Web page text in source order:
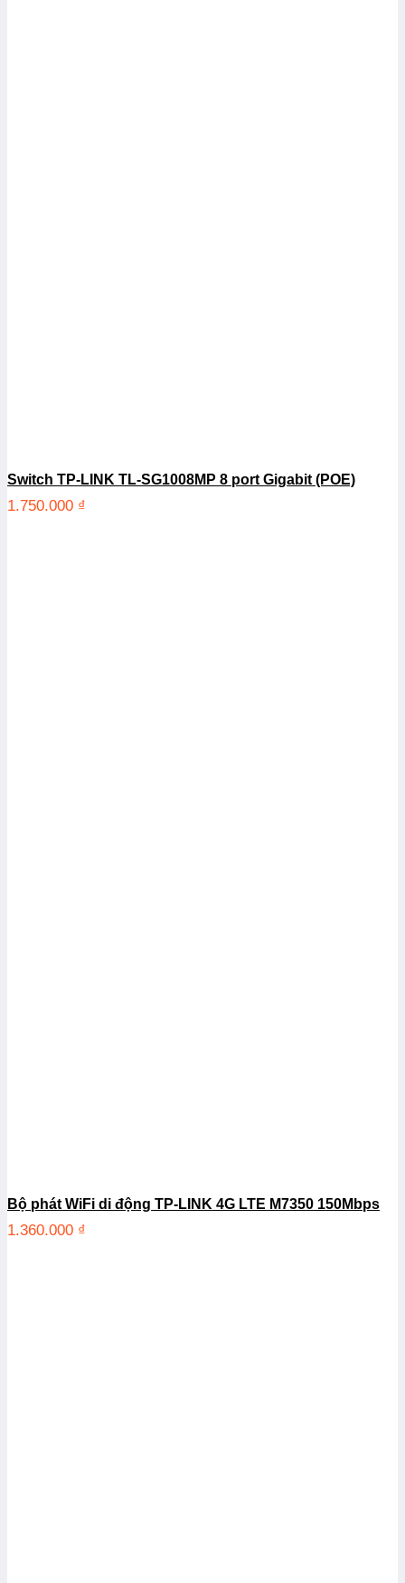
Switch TP-LINK TL-SG1008MP 8 port Gigabit (POE)
1.750.000 ₫
Bộ phát WiFi di động TP-LINK 4G LTE M7350 150Mbps
1.360.000 ₫